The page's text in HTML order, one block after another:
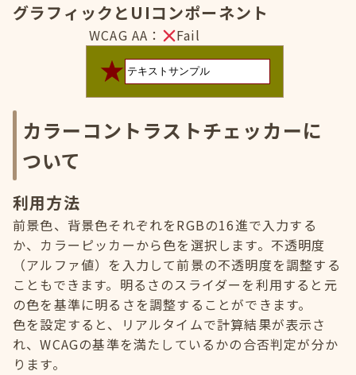
グラフィックとUIコンポーネント
WCAG AA： Fail
カラーコントラストチェッカーに
ついて
利用方法
前景色、背景色それぞれをRGBの16進で入力する
か、カラーピッカーから色を選択します。不透明度
（アルファ値）を入力して前景の不透明度を調整する
こともできます。明るさのスライダーを利用すると元
の色を基準に明るさを調整することができます。
色を設定すると、リアルタイムで計算結果が表示さ
れ、WCAGの基準を満たしているかの合否判定が分か
ります。